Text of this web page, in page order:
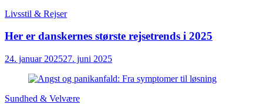
Livsstil & Rejser
Her er danskernes største rejsetrends i 2025
24. januar 202527. juni 2025
Sundhed & Velvære